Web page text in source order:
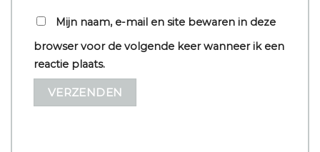
Mijn naam, e-mail en site bewaren in deze
browser voor de volgende keer wanneer ik een
reactie plaats.